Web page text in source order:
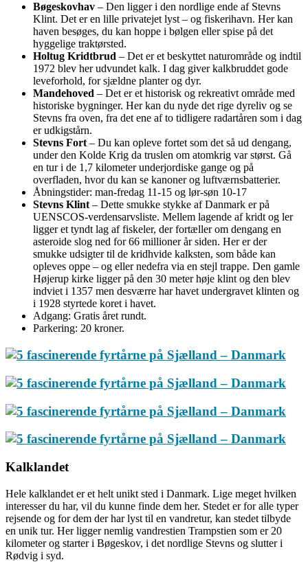
Bøgeskovhav – Den ligger i den nordlige ende af Stevns
Klint. Det er en lille privatejet lyst – og fiskerihavn. Her kan
haven besøges, du kan hoppe i bølgen eller spise på det
hyggelige traktørsted.
Holtug Kridtbrud – Det er et beskyttet naturområde og indtil
1972 blev her udvundet kalk. I dag giver kalkbruddet gode
leveforhold, for sjældne planter og dyr.
Mandehoved – Det er et historisk og rekreativt område med
historiske bygninger. Her kan du nyde det rige dyreliv og se
Stevns fra oven, fra det ene af to tidligere radartåren som i dag
er udkigstårn.
Stevns Fort – Du kan opleve fortet som det så ud dengang,
under den Kolde Krig da truslen om atomkrig var størst. Gå
en tur i de 1,7 kilometer underjordiske gange og på
overfladen, hvor du kan se kanoner og luftværnsbatterier.
Åbningstider: man-fredag 11-15 og lør-søn 10-17
Stevns Klint – Dette smukke stykke af Danmark er på
UENSCOS-verdensarvsliste. Mellem lagende af kridt og ler
ligger et tyndt lag af fiskeler, der fortæller om dengang en
asteroide slog ned for 66 millioner år siden. Her er der
smukke udsigter til de kridhvide kalksten, som både kan
opleves oppe – og eller nedefra via en stejl trappe. Den gamle
Højerup kirke ligger på den 30 meter høje klint og den blev
indviet i 1357 men desværre har havet undergravet klinten og
i 1928 styrtede koret i havet.
Adgang: Gratis året rundt.
Parkering: 20 kroner.
Kalklandet
Hele kalklandet er et helt unikt sted i Danmark. Lige meget hvilken
interesser du har, vil du kunne finde dem her. Stedet er for alle typer
rejsende og for dem der har lyst til en vandretur, kan stedet tilbyde
en unik tur. Her ligger nemlig vandrestien Trampstien som er 20
kilometer og starter i Bøgeskov, i det nordlige Stevns og slutter i
Rødvig i syd.